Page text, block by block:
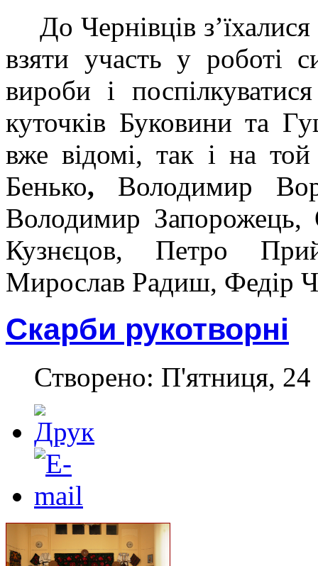
До Чернівців
взяти участь у роботі
вироби і
куточків Буковини та
вже відомі, так і на
Бенько, Володимир
Володимир Запорожець,
Кузнєцов, Петро
Мирослав Радиш, Федір
Скарби рукотворні
Створено: П'ятниця, 24